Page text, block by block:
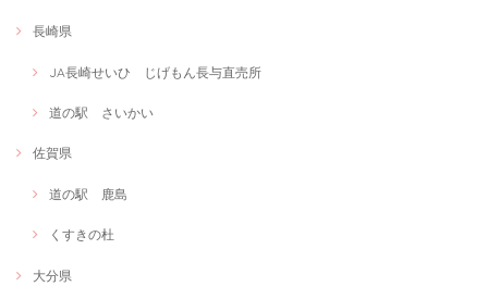
長崎県
JA長崎せいひ じげもん長与直売所
道の駅 さいかい
佐賀県
道の駅 鹿島
くすきの杜
大分県